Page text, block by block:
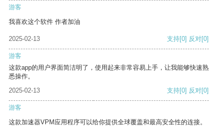
游客
我喜欢这个软件 作者加油
2025-02-13 支持[0] 反对[0]
游客
这款app的用户界面简洁明了，使用起来非常容易上手，让我能够快速熟
悉操作。
2025-02-13
支持[0] 反对[0]
游客
这款加速器VPM应用程序可以给你提供全球覆盖和最高安全性的连接。